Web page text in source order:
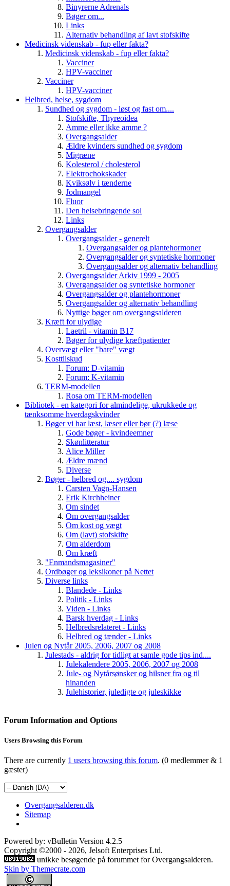
Binyrerne Adrenals
Bøger om...
Links
Alternativ behandling af lavt stofskifte
Medicinsk videnskab - fup eller fakta?
Medicinsk videnskab - fup eller fakta?
Vacciner
HPV-vacciner
Vacciner
HPV-vacciner
Helbred, helse, sygdom
Sundhed og sygdom - løst og fast om....
Stofskifte, Thyreoidea
Amme eller ikke amme ?
Overgangsalder
Ældre kvinders sundhed og sygdom
Migræne
Kolesterol / cholesterol
Elektrochokskader
Kviksølv i tænderne
Jodmangel
Fluor
Den helsebringende sol
Links
Overgangsalder
Overgangsalder - generelt
Overgangsalder og plantehormoner
Overgangsalder og syntetiske hormoner
Overgangsalder og alternativ behandling
Overgangsalder Arkiv 1999 - 2005
Overgangsalder og syntetiske hormoner
Overgangsalder og plantehormoner
Overgangsalder og alternativ behandling
Nyttige bøger om overgangsalderen
Kræft for ulydige
Laetril - vitamin B17
Bøger for ulydige kræftpatienter
Overvægt eller "bare" vægt
Kosttilskud
Forum: D-vitamin
Forum: K-vitamin
TERM-modellen
Rosa om TERM-modellen
Bibliotek - en kategori for almindelige, ukrukkede og
tænksomme hverdagskvinder
Bøger vi har læst, læser eller bør (?) læse
Gode bøger - kvindeemner
Skønlitteratur
Alice Miller
Ældre mænd
Diverse
Bøger - helbred og.... sygdom
Carsten Vagn-Hansen
Erik Kirchheiner
Om sindet
Om overgangsalder
Om kost og vægt
Om (lavt) stofskifte
Om alderdom
Om kræft
"Enmandsmagasiner"
Ordbøger og leksikoner på Nettet
Diverse links
Blandede - Links
Politik - Links
Viden - Links
Barsk hverdag - Links
Helbredsrelateret - Links
Helbred og tænder - Links
Julen og Nytår 2005, 2006, 2007 og 2008
Julestads - aldrig for tidligt at samle gode tips ind....
Julekalendere 2005, 2006, 2007 og 2008
Jule- og Nytårsønsker og hilsner fra og til
hinanden
Julehistorier, juledigte og juleskikke
Forum Information and Options
Users Browsing this Forum
There are currently 1 users browsing this forum. (0 medlemmer & 1
gæster)
Overgangsalderen.dk
Sitemap
Powered by: vBulletin Version 4.2.5
Copyright ©2000 - 2026, Jelsoft Enterprises Ltd.
unikke besøgende på forummet for Overgangsalderen.
Skin by Themecrate.com